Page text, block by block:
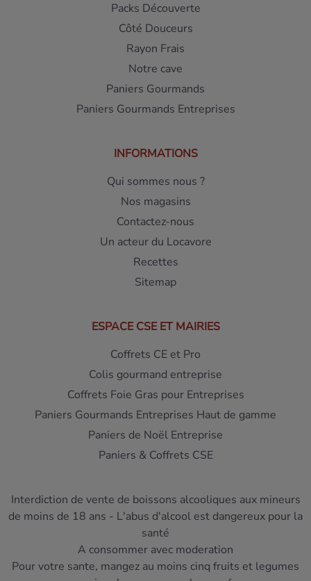
Packs Découverte
Côté Douceurs
Rayon Frais
Notre cave
Paniers Gourmands
Paniers Gourmands Entreprises
INFORMATIONS
Qui sommes nous ?
Nos magasins
Contactez-nous
Un acteur du Locavore
Recettes
Sitemap
ESPACE CSE ET MAIRIES
Coffrets CE et Pro
Colis gourmand entreprise
Coffrets Foie Gras pour Entreprises
Paniers Gourmands Entreprises Haut de gamme
Paniers de Noël Entreprise
Paniers & Coffrets CSE
Interdiction de vente de boissons alcooliques aux mineurs
de moins de 18 ans - L'abus d'alcool est dangereux pour la
santé
A consommer avec moderation
Pour votre sante, mangez au moins cinq fruits et legumes